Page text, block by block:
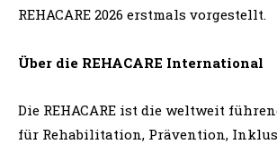
REHACARE 2026 erstmals vorgestellt.
Über die REHACARE International
Die REHACARE ist die weltweit
für Rehabilitation, Prävention,